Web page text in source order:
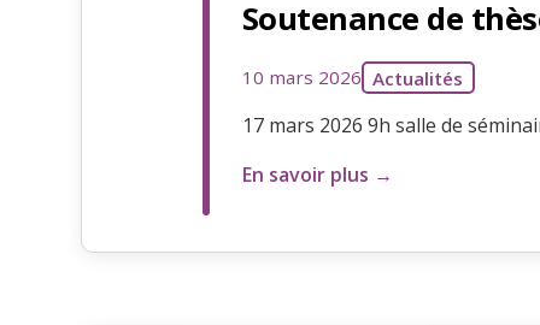
Soutenance de
10 mars 2026 Actualités
17 mars 2026 9h salle de
En savoir plus →